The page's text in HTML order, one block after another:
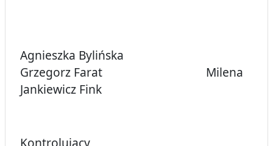
Agnieszka Bylińska
Grzegorz Farat Milena
Jankiewicz Fink